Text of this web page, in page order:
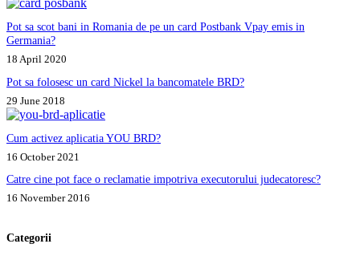
Pot sa scot bani in Romania de pe un card Postbank Vpay emis in
Germania?
18 April 2020
Pot sa folosesc un card Nickel la bancomatele BRD?
29 June 2018
Cum activez aplicatia YOU BRD?
16 October 2021
Catre cine pot face o reclamatie impotriva executorului judecatoresc?
16 November 2016
Categorii